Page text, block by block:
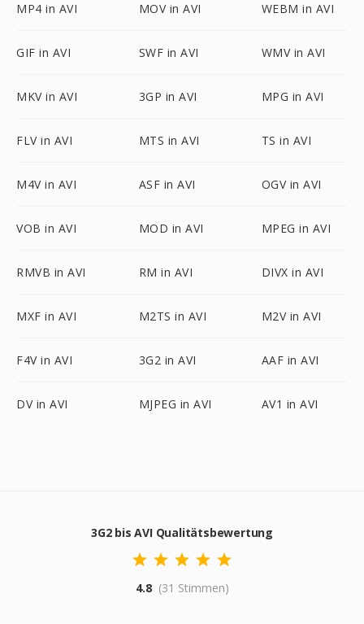
MP4 in AVI MOV in AVI WEBM in AVI
GIF in AVI SWF in AVI WMV in AVI
MKV in AVI 3GP in AVI MPG in AVI
FLV in AVI MTS in AVI TS in AVI
M4V in AVI ASF in AVI OGV in AVI
VOB in AVI MOD in AVI MPEG in AVI
RMVB in AVI RM in AVI DIVX in AVI
MXF in AVI M2TS in AVI M2V in AVI
F4V in AVI 3G2 in AVI AAF in AVI
DV in AVI MJPEG in AVI AV1 in AVI
3G2 bis AVI Qualitätsbewertung
4.8 (31 Stimmen)